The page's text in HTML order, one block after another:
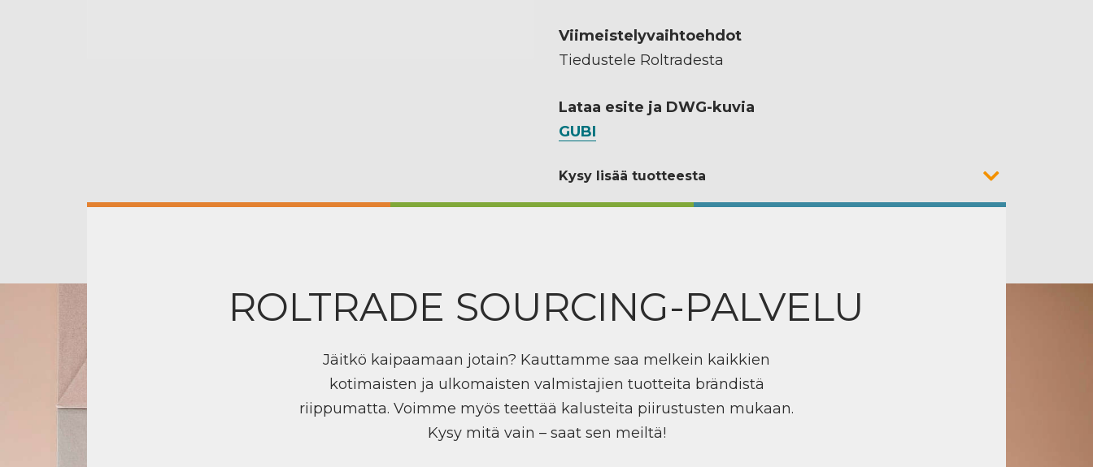
Viimeistelyvaihtoehdot
Tiedustele Roltradesta
Lataa esite ja DWG-kuvia
GUBI
Kysy lisää tuotteesta
ROLTRADE SOURCING-PALVELU
Jäitkö kaipaamaan jotain? Kauttamme saa melkein kaikkien
kotimaisten ja ulkomaisten valmistajien tuotteita brändistä
riippumatta. Voimme myös teettää kalusteita piirustusten mukaan.
Kysy mitä vain – saat sen meiltä!